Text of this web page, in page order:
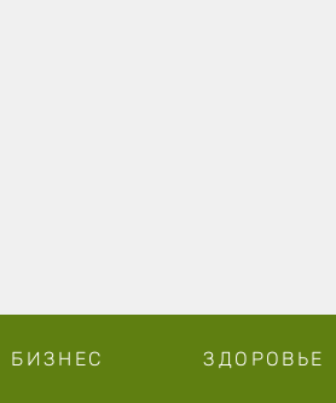
БИЗНЕС ЗДОРОВЬЕ